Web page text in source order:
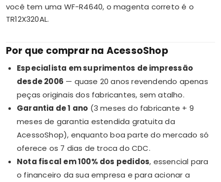
você tem uma WF-R4640, o magenta correto é o
TR12X320AL.
Por que comprar na AcessoShop
Especialista em suprimentos de impressão
desde 2006 — quase 20 anos revendendo apenas
peças originais dos fabricantes, sem atalho.
Garantia de 1 ano (3 meses do fabricante + 9
meses de garantia estendida gratuita da
AcessoShop), enquanto boa parte do mercado só
oferece os 7 dias de troca do CDC.
Nota fiscal em 100% dos pedidos, essencial para
o financeiro da sua empresa e para acionar a